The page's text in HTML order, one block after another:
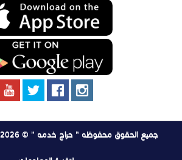
جميع الحقوق محفوظه " حراج خدمه " © 2026